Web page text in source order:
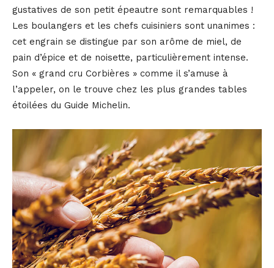
gustatives de son petit épeautre sont remarquables !
Les boulangers et les chefs cuisiniers sont unanimes :
cet engrain se distingue par son arôme de miel, de
pain d’épice et de noisette, particulièrement intense.
Son « grand cru Corbières » comme il s’amuse à
l’appeler, on le trouve chez les plus grandes tables
étoilées du Guide Michelin.